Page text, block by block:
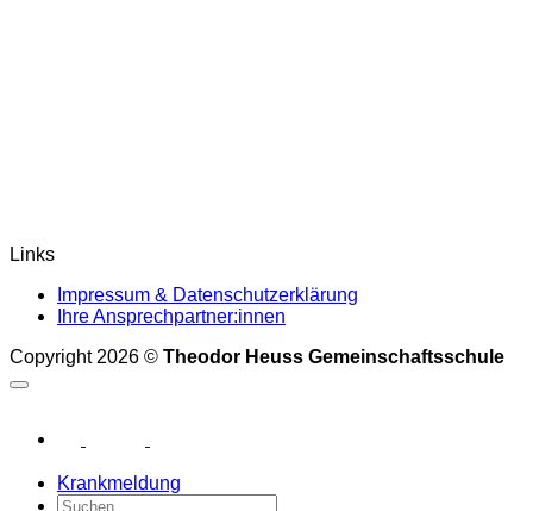
Links
Impressum & Datenschutzerklärung
Ihre Ansprechpartner:innen
Copyright 2026 © Theodor Heuss Gemeinschaftsschule
Krankmeldung